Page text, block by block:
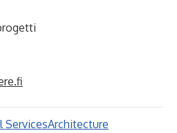
ServicesArchitecture